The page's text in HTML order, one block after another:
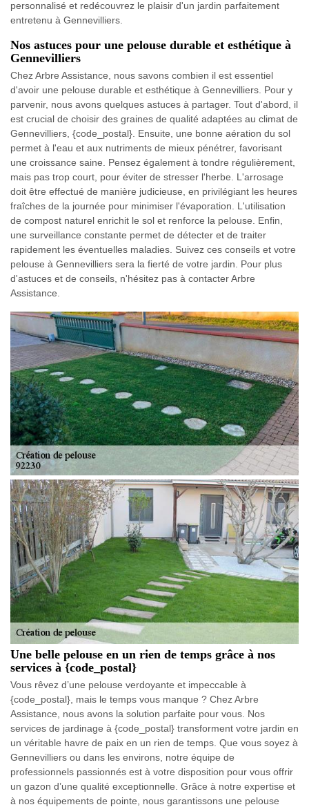
personnalisé et redécouvrez le plaisir d'un jardin parfaitement
entretenu à Gennevilliers.
Nos astuces pour une pelouse durable et esthétique à
Gennevilliers
Chez Arbre Assistance, nous savons combien il est essentiel
d'avoir une pelouse durable et esthétique à Gennevilliers. Pour y
parvenir, nous avons quelques astuces à partager. Tout d'abord, il
est crucial de choisir des graines de qualité adaptées au climat de
Gennevilliers, {code_postal}. Ensuite, une bonne aération du sol
permet à l'eau et aux nutriments de mieux pénétrer, favorisant
une croissance saine. Pensez également à tondre régulièrement,
mais pas trop court, pour éviter de stresser l'herbe. L'arrosage
doit être effectué de manière judicieuse, en privilégiant les heures
fraîches de la journée pour minimiser l'évaporation. L'utilisation
de compost naturel enrichit le sol et renforce la pelouse. Enfin,
une surveillance constante permet de détecter et de traiter
rapidement les éventuelles maladies. Suivez ces conseils et votre
pelouse à Gennevilliers sera la fierté de votre jardin. Pour plus
d'astuces et de conseils, n'hésitez pas à contacter Arbre
Assistance.
Une belle pelouse en un rien de temps grâce à nos
services à {code_postal}
Vous rêvez d’une pelouse verdoyante et impeccable à
{code_postal}, mais le temps vous manque ? Chez Arbre
Assistance, nous avons la solution parfaite pour vous. Nos
services de jardinage à {code_postal} transforment votre jardin en
un véritable havre de paix en un rien de temps. Que vous soyez à
Gennevilliers ou dans les environs, notre équipe de
professionnels passionnés est à votre disposition pour vous offrir
un gazon d’une qualité exceptionnelle. Grâce à notre expertise et
à nos équipements de pointe, nous garantissons une pelouse